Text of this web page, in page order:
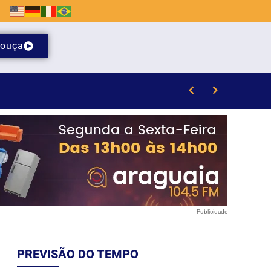
ouça
Publicidade
PREVISÃO DO TEMPO